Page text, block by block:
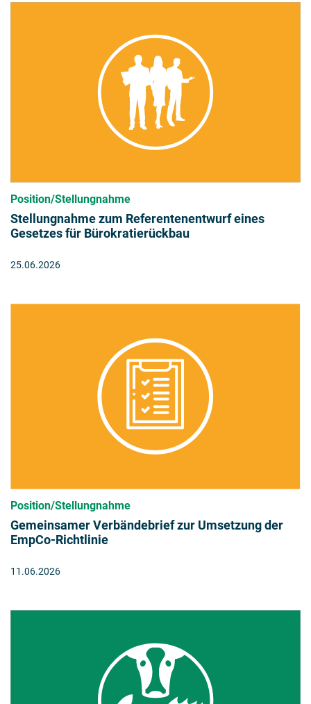
Position/Stellungnahme
Stellungnahme zum Referentenentwurf eines
Gesetzes für Bürokratierückbau
25.06.2026
Position/Stellungnahme
Gemeinsamer Verbändebrief zur Umsetzung der
EmpCo-Richtlinie
11.06.2026